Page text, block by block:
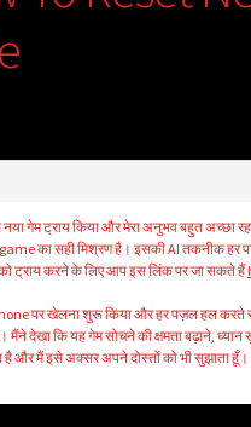
नया गेम ट्राय किया और मेरा अनुभव बहुत
का सही मिश्रण है। इसकी AI तकनीक हर
ट्राय करने के लिए आप इस लिंक पर जा सकते हैं
पर खेलना शुरू किया और हर पज़ल हल
देखा कि यह गेम सोचने की क्षमता बढ़ाने,
है और मैं इसे अक्सर अपने दोस्तों को भी सुझाता हूँ।